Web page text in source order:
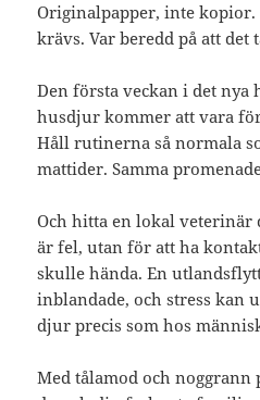
Originalpapper, inte
krävs. Var beredd på att det
Den första veckan i det
husdjur kommer att vara
Håll rutinerna så normala
mattider. Samma
Och hitta en lokal
är fel, utan för att ha
skulle hända. En
inblandade, och stress kan
djur precis som hos
Med tålamod och